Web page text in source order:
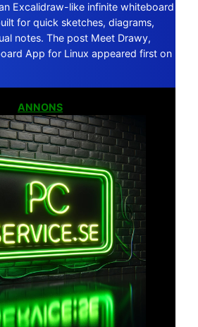
Excalidraw-like infinite whiteboard
for quick sketches, diagrams,
notes. The post Meet Drawy,
App for Linux appeared first on
ANNONS